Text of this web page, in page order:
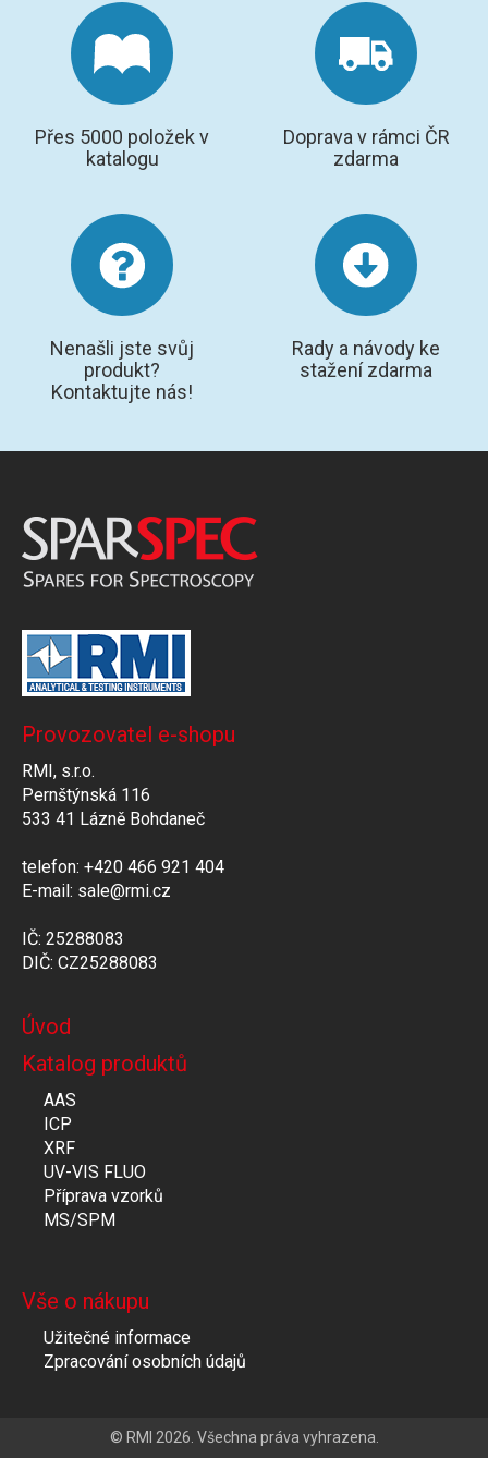
Přes 5000 položek v
katalogu
Doprava v rámci ČR
zdarma
Nenašli jste svůj
produkt?
Kontaktujte nás!
Rady a návody ke
stažení zdarma
Provozovatel e-shopu
RMI, s.r.o.
Pernštýnská 116
533 41 Lázně Bohdaneč
telefon: +420 466 921 404
E-mail: sale@rmi.cz
IČ: 25288083
DIČ: CZ25288083
Úvod
Katalog produktů
AAS
ICP
XRF
UV-VIS FLUO
Příprava vzorků
MS/SPM
Vše o nákupu
Užitečné informace
Zpracování osobních údajů
© RMI 2026. Všechna práva vyhrazena.